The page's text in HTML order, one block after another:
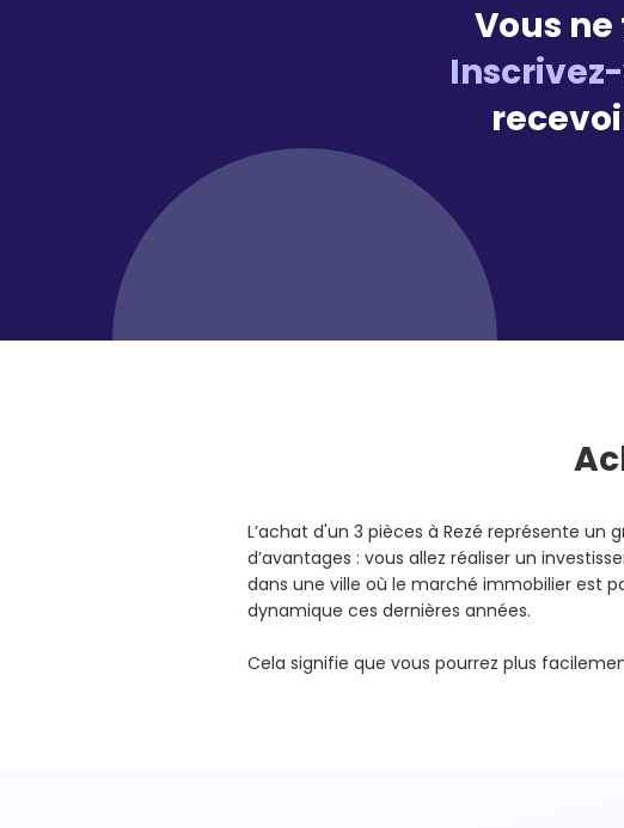
Vous
L’achat d'un 3 pièces à Rezé représente un
d’avantages : vous allez réaliser un
dans une ville où le marché immobilier est
dynamique ces dernières années.
Cela signifie que vous pourrez plus